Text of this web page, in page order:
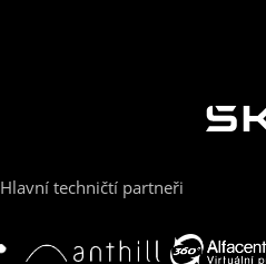
Hlavní techničtí partneři